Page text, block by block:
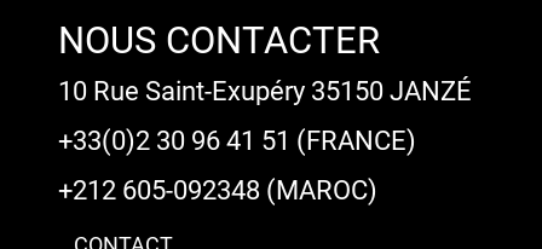
NOUS CONTACTER
10 Rue Saint-Exupéry 35150 JANZÉ
+33(0)2 30 96 41 51 (FRANCE)
+212 605-092348 (MAROC)